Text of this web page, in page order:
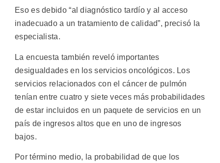
Eso es debido “al diagnóstico tardío y al acceso
inadecuado a un tratamiento de calidad”, precisó la
especialista.
La encuesta también reveló importantes
desigualdades en los servicios oncológicos. Los
servicios relacionados con el cáncer de pulmón
tenían entre cuatro y siete veces más probabilidades
de estar incluidos en un paquete de servicios en un
país de ingresos altos que en uno de ingresos
bajos.
Por término medio, la probabilidad de que los